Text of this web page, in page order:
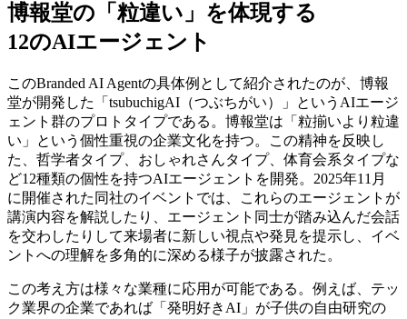
博報堂の「粒違い」を体現する
12のAIエージェント
このBranded AI Agentの具体例として紹介されたのが、博報
堂が開発した「tsubuchigAI（つぶちがい）」というAIエージ
ェント群のプロトタイプである。博報堂は「粒揃いより粒違
い」という個性重視の企業文化を持つ。この精神を反映し
た、哲学者タイプ、おしゃれさんタイプ、体育会系タイプな
ど12種類の個性を持つAIエージェントを開発。2025年11月
に開催された同社のイベントでは、これらのエージェントが
講演内容を解説したり、エージェント同士が踏み込んだ会話
を交わしたりして来場者に新しい視点や発見を提示し、イベ
ントへの理解を多角的に深める様子が披露された。
この考え方は様々な業種に応用が可能である。例えば、テッ
ク業界の企業であれば「発明好きAI」が子供の自由研究の